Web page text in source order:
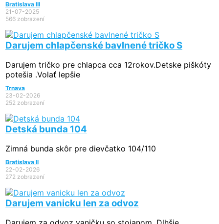
Bratislava III
21-07-2025
566 zobrazení
Darujem chlapčenské bavlnené tričko S
Darujem tričko pre chlapca cca 12rokov.Detske piškóty
potešia .Volať lepšie
Trnava
23-02-2026
252 zobrazení
Detská bunda 104
Zimná bunda skôr pre dievčatko 104/110
Bratislava II
22-02-2026
272 zobrazení
Darujem vanicku len za odvoz